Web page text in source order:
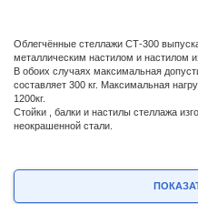
Облегчённые стеллажи СТ-300
металлическим настилом и настилом
В обоих случаях максимальная
составляет 300 кг. Максимальная
1200кг.
Стойки , балки и настилы стеллажа
неокрашенной стали.